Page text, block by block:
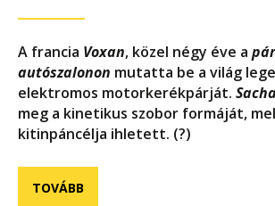
A francia Voxan, közel négy éve a
autószalonon mutatta be a világ
elektromos motorkerékpárját.
meg a kinetikus szobor formáját,
kitinpáncélja ihletett. (?)
TOVÁBB